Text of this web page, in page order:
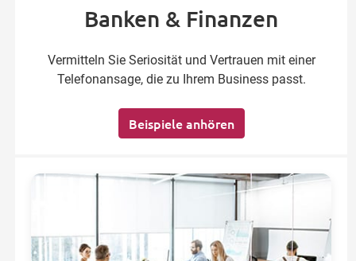
Banken & Finanzen
Vermitteln Sie Seriosität und Vertrauen mit einer
Telefonansage, die zu Ihrem Business passt.
Beispiele anhören